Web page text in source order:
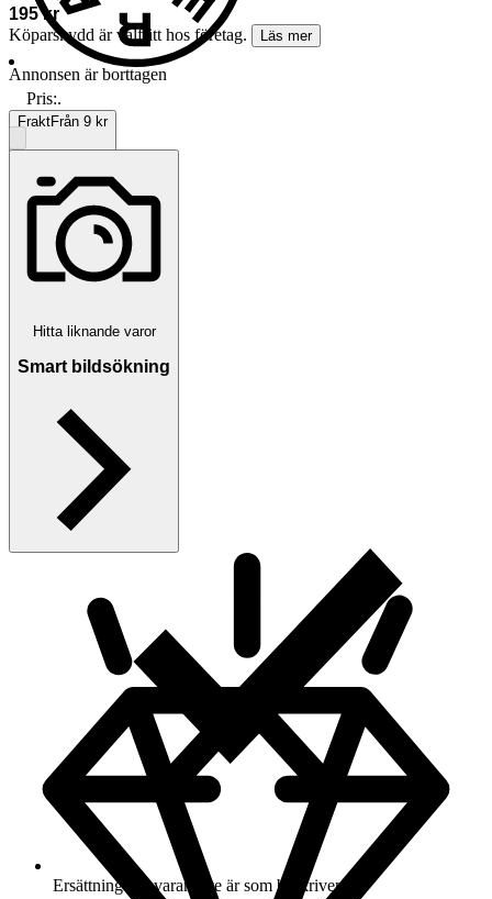
195 kr
Köparskydd är valfritt hos företag.
Läs mer
Annonsen är borttagen
FraktFrån 9 kr
Betalning Via Tradera
Välj till köparskydd
Ersättning om varan inte är som beskriven
Pris:.
Hitta liknande varor
Smart bildsökning